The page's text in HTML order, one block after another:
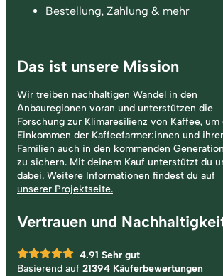
Bestellung, Zahlung & mehr
Das ist unsere Mission
Wir treiben nachhaltigen Wandel in den
Anbauregionen voran und unterstützen die
Forschung zur Klimaresilienz von Kaffee, um
Einkommen der Kaffeefarmer:innen und ihrer
Familien auch in den kommenden
zu sichern. Mit deinem Kauf unterstützt du
dabei. Weitere Informationen findest du auf
unserer Projektseite.
Vertrauen und
4.91 Sehr gut
Basierend auf 21394 Käuferbewertungen